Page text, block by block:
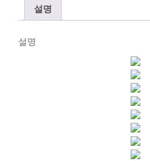
설명
설명